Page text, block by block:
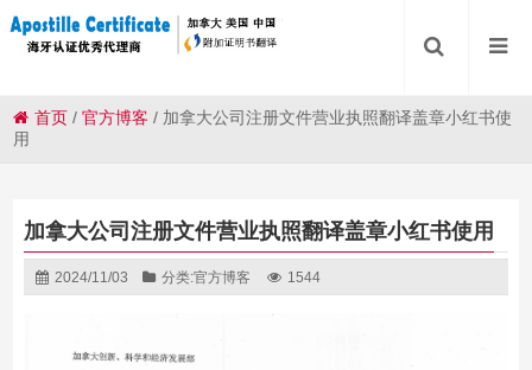
首页 /官方博客 / 加拿大公司注册文件营业执照翻译盖章小红书使
用
加拿大公司注册文件营业执照翻译盖章小红书使用
2024/11/03 分类:官方博客 1544